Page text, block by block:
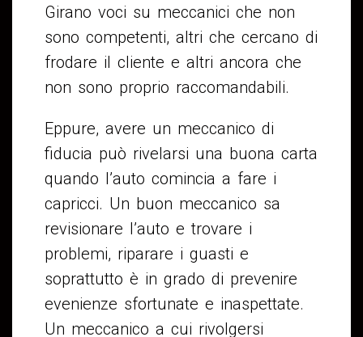
Girano voci su meccanici che non
sono competenti, altri che cercano di
frodare il cliente e altri ancora che
non sono proprio raccomandabili.
Eppure, avere un meccanico di
fiducia può rivelarsi una buona carta
quando l’auto comincia a fare i
capricci. Un buon meccanico sa
revisionare l’auto e trovare i
problemi, riparare i guasti e
soprattutto è in grado di prevenire
evenienze sfortunate e inaspettate.
Un meccanico a cui rivolgersi